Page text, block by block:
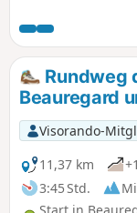
Ausblicke, schöne
mit Aufstiegen,
Abschnitten!
Rundweg
Beauregard
Visorando-
11,37 km
3:45 Std.